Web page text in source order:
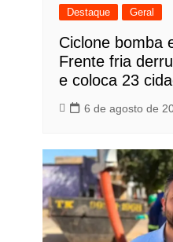
Destaque Geral
Ciclone bomba
Frente fria
e coloca 23
6 de agosto de